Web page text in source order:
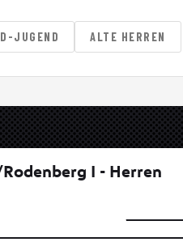
D-JUGEND ALTE HERREN